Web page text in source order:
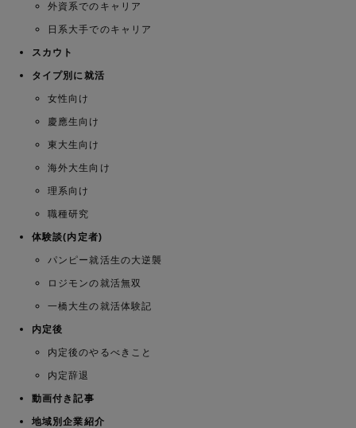
外資系でのキャリア
日系大手でのキャリア
スカウト
タイプ別に就活
女性向け
慶應生向け
東大生向け
海外大生向け
理系向け
職種研究
体験談(内定者)
パンピー就活生の大逆襲
ロジモンの就活無双
一橋大生の就活体験記
内定後
内定後のやるべきこと
内定辞退
動画付き記事
地域別企業紹介